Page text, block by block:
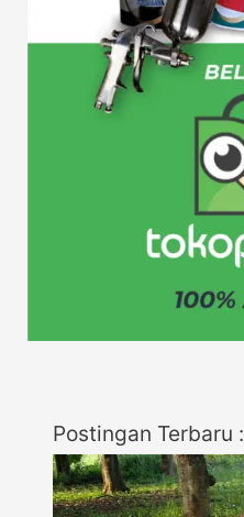
Postingan Terbaru :